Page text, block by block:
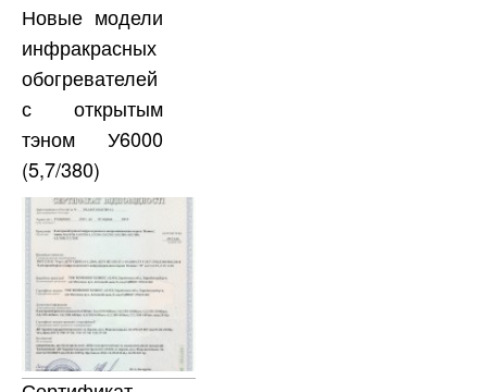
Новые модели
инфракрасных
обогревателей
с открытым
тэном У6000
(5,7/380)